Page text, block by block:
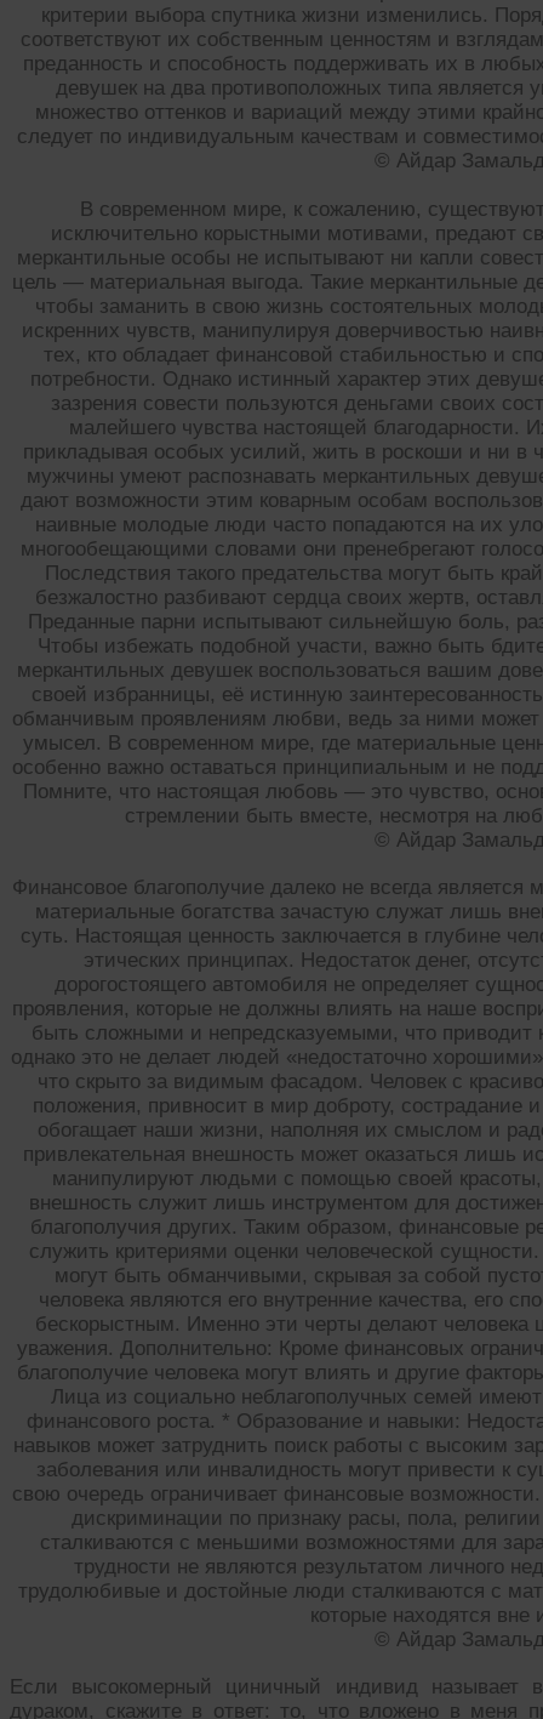
критерии выбора спутника жизни изменились.
соответствуют их собственным ценностям и
преданность и способность поддерживать их в
девушек на два противоположных типа является
множество оттенков и вариаций между этими
следует по индивидуальным качествам и
© Айдар
В современном мире, к сожалению,
исключительно корыстными мотивами, предают
меркантильные особы не испытывают ни капли
цель — материальная выгода. Такие меркантильные
чтобы заманить в свою жизнь состоятельных
искренних чувств, манипулируя доверчивостью
тех, кто обладает финансовой стабильностью и
потребности. Однако истинный характер этих
зазрения совести пользуются деньгами своих
малейшего чувства настоящей благодарности.
прикладывая особых усилий, жить в роскоши и ни в
мужчины умеют распознавать меркантильных
дают возможности этим коварным особам
наивные молодые люди часто попадаются на их
многообещающими словами они пренебрегают
Последствия такого предательства могут быть
безжалостно разбивают сердца своих жертв,
Преданные парни испытывают сильнейшую боль,
Чтобы избежать подобной участи, важно быть
меркантильных девушек воспользоваться вашим
своей избранницы, её истинную
обманчивым проявлениям любви, ведь за ними
умысел. В современном мире, где материальные
особенно важно оставаться принципиальным и не
Помните, что настоящая любовь — это чувство,
стремлении быть вместе, несмотря на
© Айдар
Финансовое благополучие далеко не всегда
материальные богатства зачастую служат лишь
суть. Настоящая ценность заключается в глубине
этических принципах. Недостаток денег,
дорогостоящего автомобиля не определяет
проявления, которые не должны влиять на наше
быть сложными и непредсказуемыми, что
однако это не делает людей «недостаточно
что скрыто за видимым фасадом. Человек с
положения, привносит в мир доброту,
обогащает наши жизни, наполняя их смыслом и
привлекательная внешность может оказаться лишь
манипулируют людьми с помощью своей
внешность служит лишь инструментом для
благополучия других. Таким образом, финансовые
служить критериями оценки человеческой
могут быть обманчивыми, скрывая за собой
человека являются его внутренние качества, его
бескорыстным. Именно эти черты делают
уважения. Дополнительно: Кроме финансовых
благополучие человека могут влиять и другие
Лица из социально неблагополучных семей
финансового роста. * Образование и навыки:
навыков может затруднить поиск работы с высоким
заболевания или инвалидность могут привести к
свою очередь ограничивает финансовые
дискриминации по признаку расы, пола,
сталкиваются с меньшими возможностями для
трудности не являются результатом личного
трудолюбивые и достойные люди сталкиваются с
которые находятся вне
© Айдар
Если высокомерный циничный индивид называет
дураком, скажите в ответ: то, что вложено в меня